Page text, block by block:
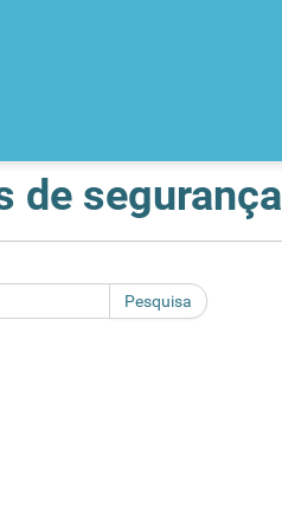
de segurança
Pesquisa